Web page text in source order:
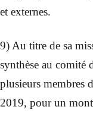
et externes.
9) Au titre de sa
synthèse au comité
plusieurs membres
2019, pour un